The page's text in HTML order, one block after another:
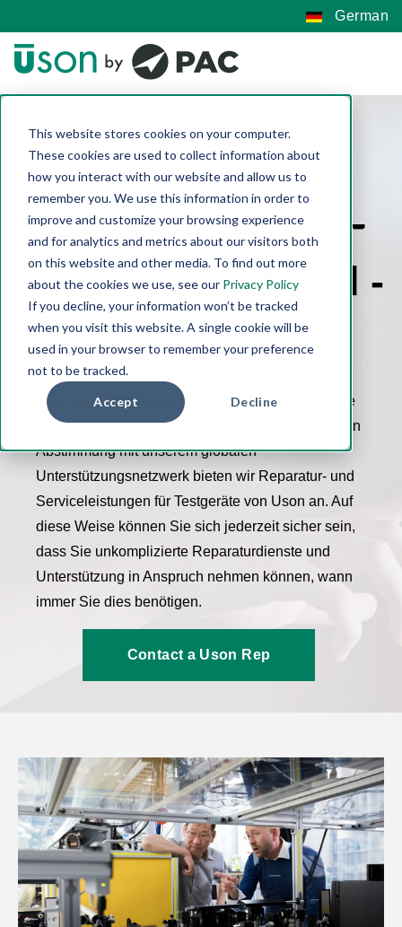
This website stores cookies on your computer.
These cookies are used to collect information about
how you interact with our website and allow us to
remember you. We use this information in order to
improve and customize your browsing experience
and for analytics and metrics about our visitors both
on this website and other media. To find out more
about the cookies we use, see our Privacy Policy
If you decline, your information won’t be tracked
when you visit this website. A single cookie will be
used in your browser to remember your preference
not to be tracked.
Accept Decline
German
Lecktestgeräte -
Reparaturen und -
Service
Bei Uson kümmern sich die Mitarbeiter, die unsere
Testgeräte bauen, auch um Service und Support. In
Abstimmung mit unserem globalen
Unterstützungsnetzwerk bieten wir Reparatur- und
Serviceleistungen für Testgeräte von Uson an. Auf
diese Weise können Sie sich jederzeit sicher sein,
dass Sie unkomplizierte Reparaturdienste und
Unterstützung in Anspruch nehmen können, wann
immer Sie dies benötigen.
Contact a Uson Rep